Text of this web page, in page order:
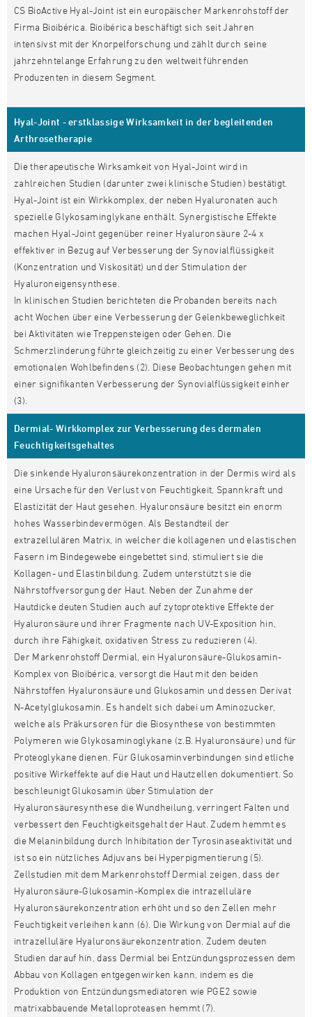
CS BioActive Hyal-Joint ist ein europäischer Markenrohstoff der
Firma Bioibérica. Bioibérica beschäftigt sich seit Jahren
intensivst mit der Knorpelforschung und zählt durch seine
jahrzehntelange Erfahrung zu den weltweit führenden
Produzenten in diesem Segment.
Hyal-Joint - erstklassige Wirksamkeit in der begleitenden
Arthrosetherapie
Die therapeutische Wirksamkeit von Hyal-Joint wird in
zahlreichen Studien (darunter zwei klinische Studien) bestätigt.
Hyal-Joint ist ein Wirkkomplex, der neben Hyaluronaten auch
spezielle Glykosaminglykane enthält. Synergistische Effekte
machen Hyal-Joint gegenüber reiner Hyaluronsäure 2-4 x
effektiver in Bezug auf Verbesserung der Synovialflüssigkeit
(Konzentration und Viskosität) und der Stimulation der
Hyaluroneigensynthese.
In klinischen Studien berichteten die Probanden bereits nach
acht Wochen über eine Verbesserung der Gelenkbeweglichkeit
bei Aktivitäten wie Treppensteigen oder Gehen. Die
Schmerzlinderung führte gleichzeitig zu einer Verbesserung des
emotionalen Wohlbefindens (2). Diese Beobachtungen gehen mit
einer signifikanten Verbesserung der Synovialflüssigkeit einher
(3).
Dermial- Wirkkomplex zur Verbesserung des dermalen
Feuchtigkeitsgehaltes
Die sinkende Hyaluronsäurekonzentration in der Dermis wird als
eine Ursache für den Verlust von Feuchtigkeit, Spannkraft und
Elastizität der Haut gesehen. Hyaluronsäure besitzt ein enorm
hohes Wasserbindevermögen. Als Bestandteil der
extrazellulären Matrix, in welcher die kollagenen und elastischen
Fasern im Bindegewebe eingebettet sind, stimuliert sie die
Kollagen- und Elastinbildung. Zudem unterstützt sie die
Nährstoffversorgung der Haut. Neben der Zunahme der
Hautdicke deuten Studien auch auf zytoprotektive Effekte der
Hyaluronsäure und ihrer Fragmente nach UV-Exposition hin,
durch ihre Fähigkeit, oxidativen Stress zu reduzieren (4).
Der Markenrohstoff Dermial, ein Hyaluronsäure-Glukosamin-
Komplex von Bioibérica, versorgt die Haut mit den beiden
Nährstoffen Hyaluronsäure und Glukosamin und dessen Derivat
N-Acetylglukosamin. Es handelt sich dabei um Aminozucker,
welche als Präkursoren für die Biosynthese von bestimmten
Polymeren wie Glykosaminoglykane (z.B. Hyaluronsäure) und für
Proteoglykane dienen. Für Glukosaminverbindungen sind etliche
positive Wirkeffekte auf die Haut und Hautzellen dokumentiert. So
beschleunigt Glukosamin über Stimulation der
Hyaluronsäuresynthese die Wundheilung, verringert Falten und
verbessert den Feuchtigkeitsgehalt der Haut. Zudem hemmt es
die Melaninbildung durch Inhibitation der Tyrosinaseaktivität und
ist so ein nützliches Adjuvans bei Hyperpigmentierung (5).
Zellstudien mit dem Markenrohstoff Dermial zeigen, dass der
Hyaluronsäure-Glukosamin-Komplex die intrazelluläre
Hyaluronsäurekonzentration erhöht und so den Zellen mehr
Feuchtigkeit verleihen kann (6). Die Wirkung von Dermial auf die
intrazelluläre Hyaluronsäurekonzentration. Zudem deuten
Studien darauf hin, dass Dermial bei Entzündungsprozessen dem
Abbau von Kollagen entgegenwirken kann, indem es die
Produktion von Entzündungsmediatoren wie PGE2 sowie
matrixabbauende Metalloproteasen hemmt (7).